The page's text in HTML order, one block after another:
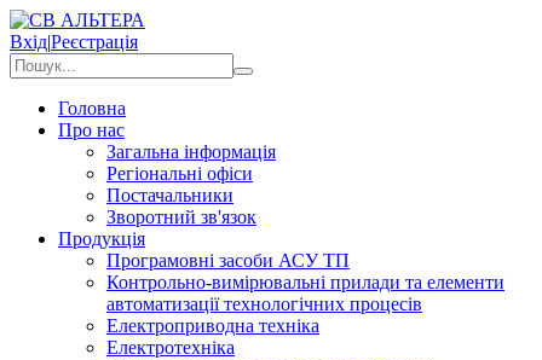
Вхід|Реєстрація
Головна
Про нас
Загальна інформація
Регіональні офіси
Постачальники
Зворотний зв'язок
Продукція
Програмовні засоби АСУ ТП
Контрольно-вимірювальні прилади та елементи
автоматизації технологічних процесів
Електроприводна техніка
Електротехніка